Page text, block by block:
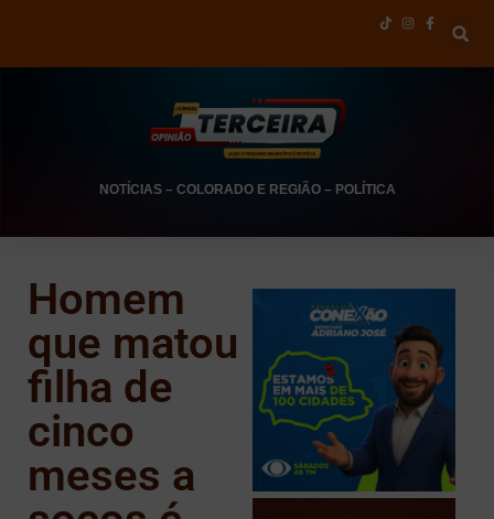
NOTÍCIAS– COLORADO E REGIÃO– POLÍTICA
Homem
que matou
filha de
cinco
meses a